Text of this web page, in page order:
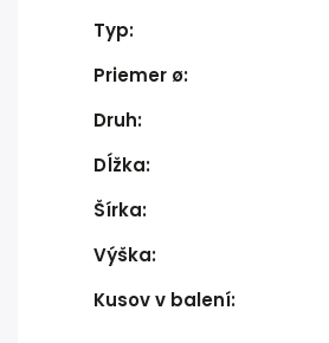
Typ:
Priemer ø:
Druh:
Dĺžka:
Šírka:
Výška:
Kusov v balení: